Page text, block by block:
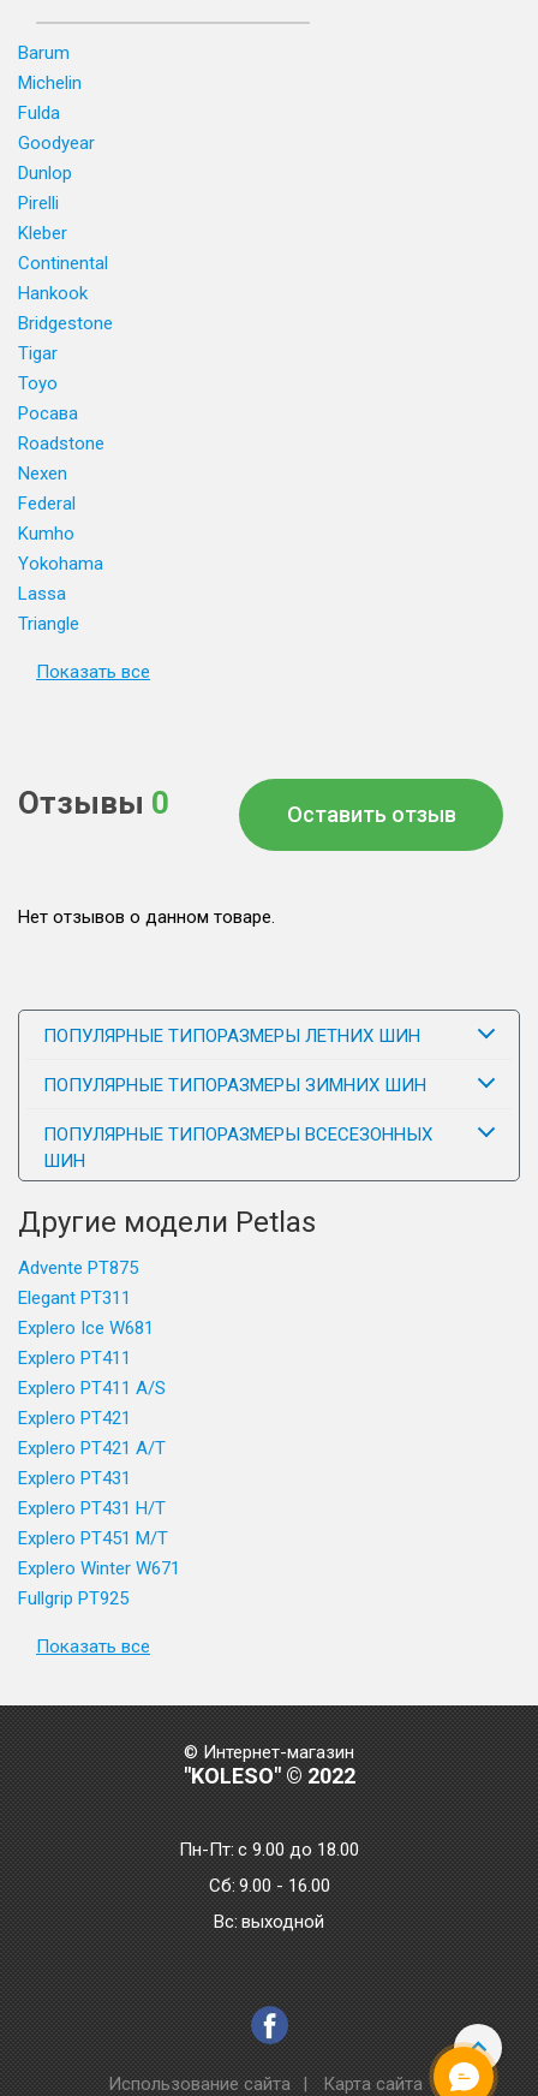
Barum
Michelin
Fulda
Goodyear
Dunlop
Pirelli
Kleber
Continental
Hankook
Bridgestone
Tigar
Toyo
Росава
Roadstone
Nexen
Federal
Kumho
Yokohama
Lassa
Triangle
Показать все
Отзывы 0 Оставить отзыв
Нет отзывов о данном товаре.
ПОПУЛЯРНЫЕ ТИПОРАЗМЕРЫ ЛЕТНИХ ШИН
ПОПУЛЯРНЫЕ ТИПОРАЗМЕРЫ ЗИМНИХ ШИН
ПОПУЛЯРНЫЕ ТИПОРАЗМЕРЫ ВСЕСЕЗОННЫХ
ШИН
Другие модели Petlas
Advente PT875
Elegant PT311
Explero Ice W681
Explero PT411
Explero PT411 A/S
Explero PT421
Explero PT421 A/T
Explero PT431
Explero PT431 H/T
Explero PT451 M/T
Explero Winter W671
Fullgrip PT925
Показать все
© Интернет-магазин
"KOLESO" © 2022
Пн-Пт:с 9.00 до 18.00
Сб: 9.00 - 16.00
Bc: выходной
Использование сайта | Карта сайта